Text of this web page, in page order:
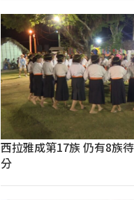
西拉雅成第17族 仍有8族
分